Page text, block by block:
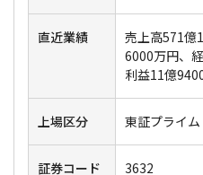
直近業績
売上高571億
6000万円、
利益11億
上場区分 東証プライム
証券コード 3632